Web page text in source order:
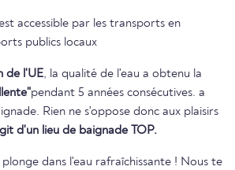
accessible par les transports en
publics locaux
de l'UE, la qualité de l'eau a obtenu la
pendant 5 années consécutives. a
Rien ne s'oppose donc aux plaisirs
d'un lieu de baignade TOP.
dans l'eau rafraîchissante ! Nous te